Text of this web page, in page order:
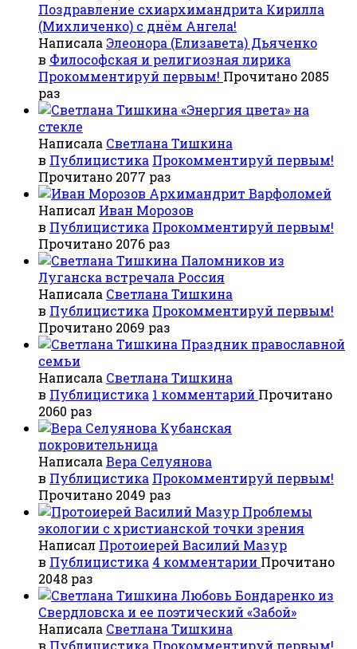
Поздравление схиархимандрита Кирилла
(Михличенко) с днём Ангела!
Написала Элеонора (Елизавета) Дьяченко
в Философская и религиозная лирика
Прокомментируй первым! Прочитано 2085
раз
«Энергия цвета» на
стекле
Написала Светлана Тишкина
в Публицистика Прокомментируй первым!
Прочитано 2077 раз
Архимандрит Варфоломей
Написал Иван Морозов
в Публицистика Прокомментируй первым!
Прочитано 2076 раз
Паломников из
Луганска встречала Россия
Написала Светлана Тишкина
в Публицистика Прокомментируй первым!
Прочитано 2069 раз
Праздник православной
семьи
Написала Светлана Тишкина
в Публицистика 1 комментарий Прочитано
2060 раз
Кубанская
покровительница
НаписалаВера Селуянова
в Публицистика Прокомментируй первым!
Прочитано 2049 раз
Проблемы
экологии с христианской точки зрения
Написал Протоиерей Василий Мазур
в Публицистика 4 комментарии Прочитано
2048 раз
Любовь Бондаренко из
Свердловска и ее поэтический «Забой»
Написала Светлана Тишкина